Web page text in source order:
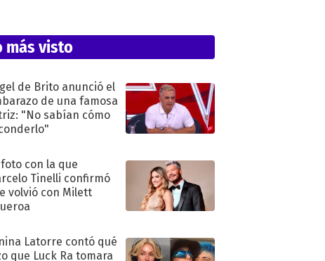
más visto
de Brito anunció el
de una famosa
"No sabían cómo
foto con la que
Tinelli confirmó
volvió con Milett
Latorre contó qué
que Luck Ra tomara